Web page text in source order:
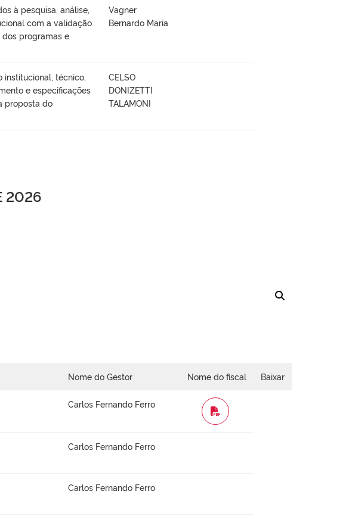
à pesquisa, análise,
com a validação
programas e
Vagner
Bernardo Maria
institucional, técnico,
e especificações
proposta do
CELSO
DONIZETTI
TALAMONI
2026
Nome do Gestor Nome do fiscal Baixar
Carlos Fernando Ferro
WORD
Carlos Fernando Ferro
Carlos Fernando Ferro